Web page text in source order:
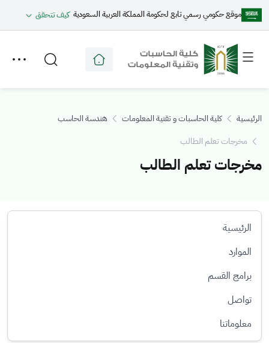
موقع حكومي رسمي تابع لحكومة المملكة العربية السعودية كيف تتحقق
Toggle
menu
Toggle
secondary
menu
الرئيسية كلية الحاسبات و تقنية المعلومات
هندسة الحاسب
مخرجات تعلم الطالب
مخرجات تعلم الطالب
الرئيسية
الموارد
برامج القسم
تواصل
معلوماتنا